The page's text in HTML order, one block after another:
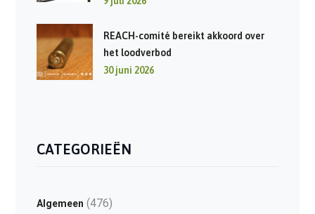
REACH-comité bereikt akkoord over
het loodverbod
30 juni 2026
CATEGORIEËN
Algemeen (476)